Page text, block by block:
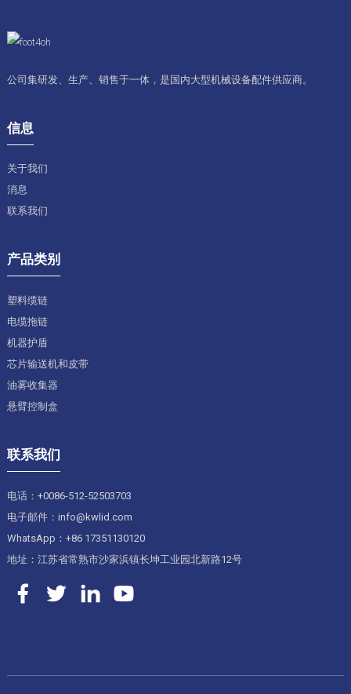
公司集研发、生产、销售于一体，是国内大型机械设备配件供应商。
信息
关于我们
消息
联系我们
产品类别
塑料缆链
电缆拖链
机器护盾
芯片输送机和皮带
油雾收集器
悬臂控制盒
联系我们
电话：+0086-512-52503703
电子邮件：info@kwlid.com
WhatsApp：+86 17351130120
地址：江苏省常熟市沙家浜镇长坤工业园北新路12号